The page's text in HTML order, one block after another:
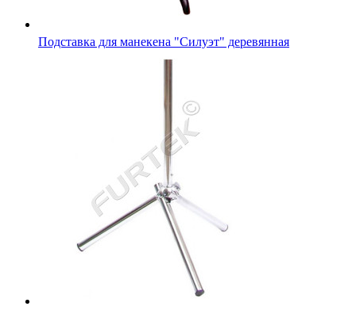
Подставка для манекена "Силуэт" деревянная